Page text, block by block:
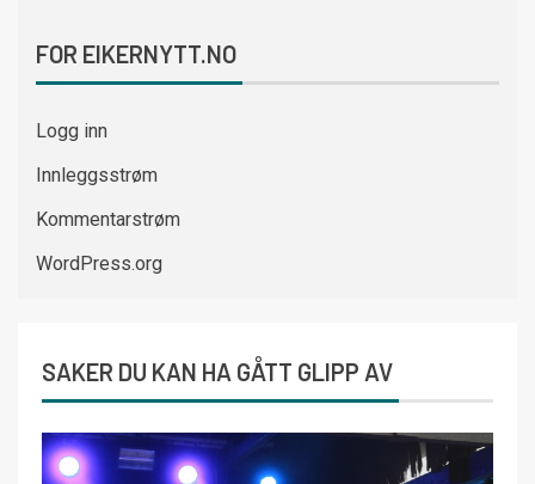
FOR EIKERNYTT.NO
Logg inn
Innleggsstrøm
Kommentarstrøm
WordPress.org
SAKER DU KAN HA GÅTT GLIPP AV